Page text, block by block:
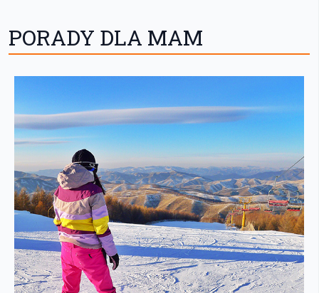
PORADY DLA MAM